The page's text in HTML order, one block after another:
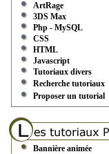
ArtRage
3DS Max
Php - MySQL
CSS
HTML
Javascript
Tutoriaux divers
Recherche tutoriaux
Proposer un tutorial
Bannière animée